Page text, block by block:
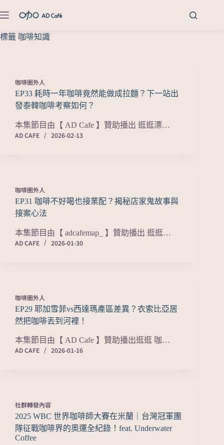
標籤 咖啡知識
咖啡圈外人
EP33 耗時一年咖啡竟然能做成拉麵？下一站出
發泰韓咖啡考察如何？
本集節目由【 AD Cafe 】贊助播出 逛逛漂…
AD CAFE
2026-02-13
咖啡圈外人
EP31 咖啡不好喝也接業配？揭秘店家鬼故事與
接案心法
本集節目由【 adcafemap_ 】贊助播出 逛逛…
AD CAFE
2026-01-30
咖啡圈外人
EP29 耶加雪菲vs西達瑪產區差異？衣索比亞居
然把咖啡丟到河裡！
本集節目由【 AD Cafe 】贊助播出逛逛 咖…
AD CAFE
2026-01-16
社群轉發內容
2025 WBC 世界咖啡師大賽在米蘭｜台灣冠軍團
隊征戰咖啡界的奧運全紀錄！feat. Underwater
Coffee